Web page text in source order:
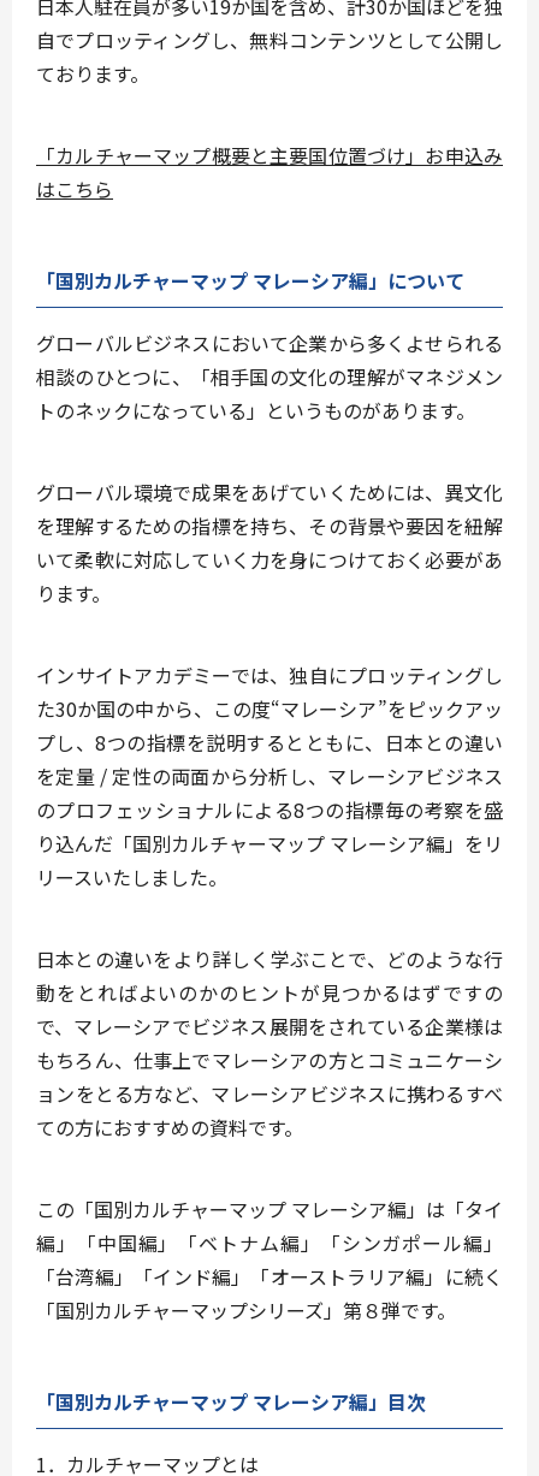
日本人駐在員が多い19か国を含め、計30か国ほどを独
自でプロッティングし、無料コンテンツとして公開し
ております。
「カルチャーマップ概要と主要国位置づけ」お申込み
はこちら
「国別カルチャーマップ マレーシア編」について
グローバルビジネスにおいて企業から多くよせられる
相談のひとつに、「相⼿国の⽂化の理解がマネジメン
トのネックになっている」というものがあります。
グローバル環境で成果をあげていくためには、異⽂化
を理解するための指標を持ち、その背景や要因を紐解
いて柔軟に対応していく⼒を⾝につけておく必要があ
ります。
インサイトアカデミーでは、独自にプロッティングし
た30か国の中から、この度“マレーシア”をピックアッ
プし、8つの指標を説明するとともに、日本との違い
を定量 / 定性の両面から分析し、マレーシアビジネス
のプロフェッショナルによる8つの指標毎の考察を盛
り込んだ「国別カルチャーマップ マレーシア編」をリ
リースいたしました。
日本との違いをより詳しく学ぶことで、どのような行
動をとればよいのかのヒントが見つかるはずですの
で、マレーシアでビジネス展開をされている企業様は
もちろん、仕事上でマレーシアの方とコミュニケーシ
ョンをとる方など、マレーシアビジネスに携わるすべ
ての方におすすめの資料です。
この「国別カルチャーマップ マレーシア編」は「タイ
編」「中国編」「ベトナム編」「シンガポール編」
「台湾編」「インド編」「オーストラリア編」に続く
「国別カルチャーマップシリーズ」第８弾です。
「国別カルチャーマップ マレーシア編」目次
1．カルチャーマップとは